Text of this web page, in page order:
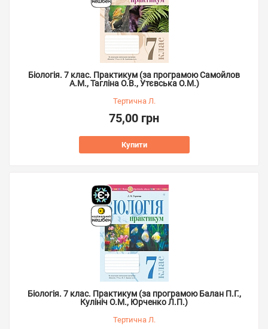
Біологія. 7 клас. Практикум (за програмою Самойлов
А.М., Тагліна О.В., Утєвська О.М.)
Тертична Л.
75,00 грн
Купити
Біологія. 7 клас. Практикум (за програмою Балан П.Г.,
Кулініч О.М., Юрченко Л.П.)
Тертична Л.